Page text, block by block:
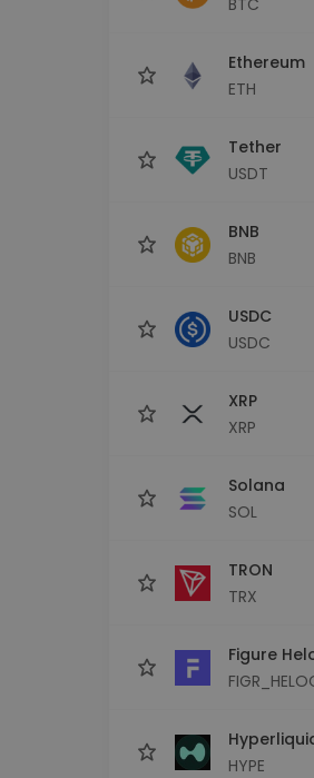
Ethereum
ETH
Tether
USDT
BNB
BNB
USDC
USDC
XRP
XRP
Solana
SOL
TRON
TRX
Figure
HYPE